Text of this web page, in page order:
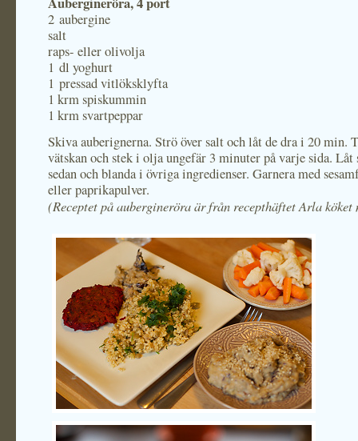
2 aubergine
salt
raps- eller olivolja
1 dl yoghurt
1 pressad vitlöksklyfta
1 krm spiskummin
1 krm svartpeppar
Skiva auberignerna. Strö över salt och låt de dra i 20 min.
vätskan och stek i olja ungefär 3 minuter på varje sida.
sedan och blanda i övriga ingredienser. Garnera med
eller paprikapulver.
(Receptet på aubergineröra är från recepthäftet Arla köket